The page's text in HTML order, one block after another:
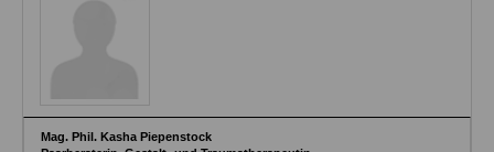
Mag. Phil. Kasha Piepenstock